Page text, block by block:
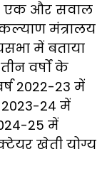
एक और सवाल
मंत्रालय
में बताया
वर्षों के
2022-23 में
2023-24 में
25 में
खेती योग्य